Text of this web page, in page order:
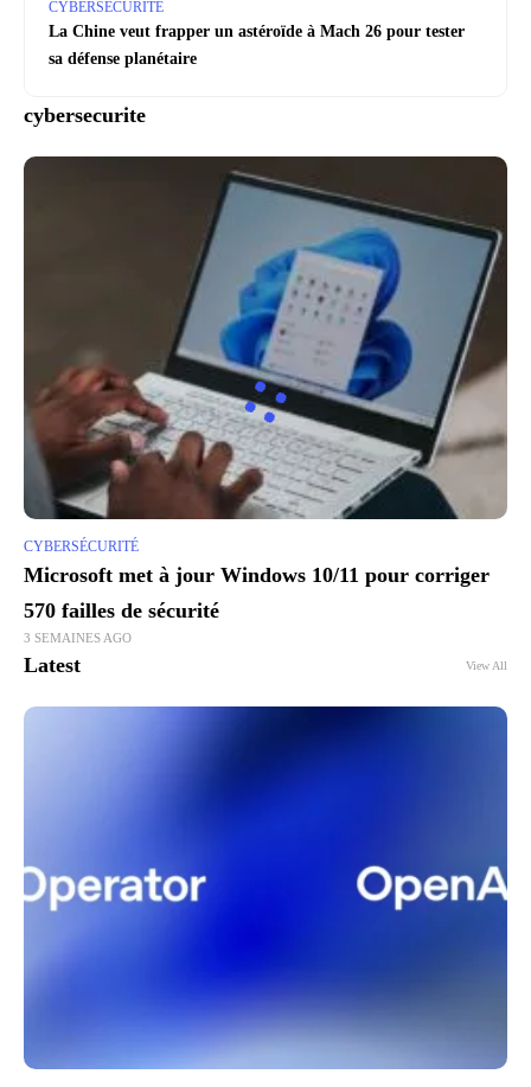
CYBERSÉCURITÉ
La Chine veut frapper un astéroïde à Mach 26 pour tester
sa défense planétaire
cybersecurite
CYBERSÉCURITÉ
Microsoft met à jour Windows 10/11 pour corriger
570 failles de sécurité
3 SEMAINES AGO
Latest View All